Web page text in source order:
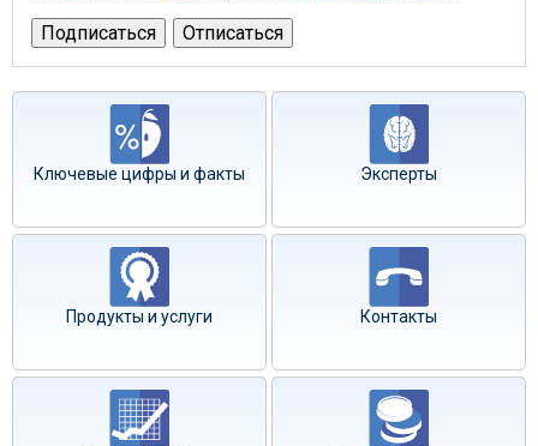
Ключевые цифры и факты Эксперты
Продукты и услуги Контакты